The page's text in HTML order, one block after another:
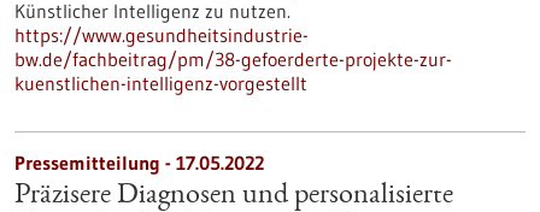
Künstlicher Intelligenz zu nutzen.
https://www.gesundheitsindustrie-
bw.de/fachbeitrag/pm/38-gefoerderte-projekte-zur-
kuenstlichen-intelligenz-vorgestellt
Pressemitteilung - 17.05.2022
Präzisere Diagnosen und personalisierte